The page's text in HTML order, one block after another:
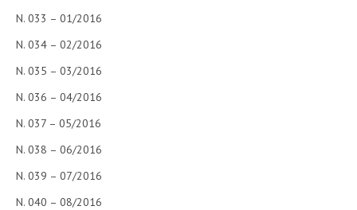
DIRITTO DEL WEB
DIRITTO DELLE IMPRESE IN CRISI
CRIMINOLOGIA E CRIMINALISTICA
SICUREZZA SUL LAVORO
N. 033 – 01/2016
N. 034 – 02/2016
N. 035 – 03/2016
N. 036 – 04/2016
N. 037 – 05/2016
N. 038 – 06/2016
N. 039 – 07/2016
N. 040 – 08/2016